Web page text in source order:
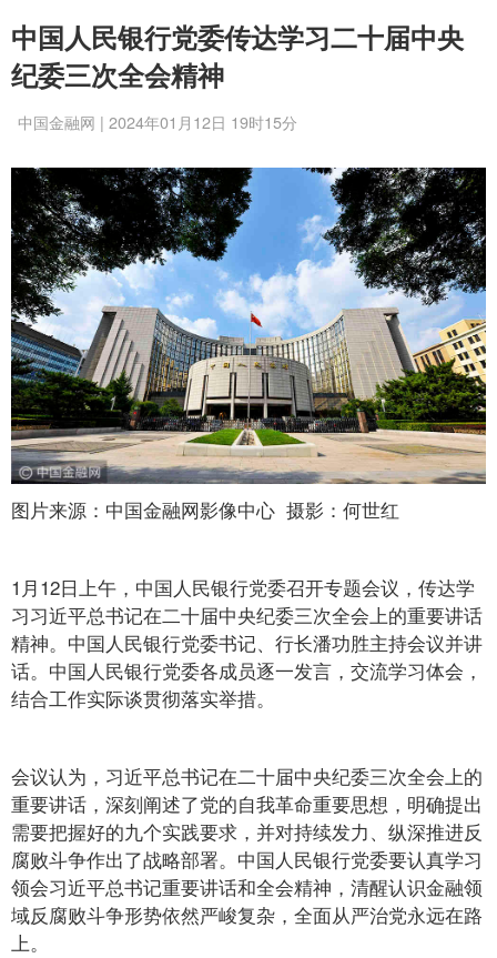
中国人民银行党委传达学习二十届中央
纪委三次全会精神
中国金融网 | 2024年01月12日 19时15分
图片来源：中国金融网影像中心 摄影：何世红
1月12日上午，中国人民银行党委召开专题会议，传达学
习习近平总书记在二十届中央纪委三次全会上的重要讲话
精神。中国人民银行党委书记、行长潘功胜主持会议并讲
话。中国人民银行党委各成员逐一发言，交流学习体会，
结合工作实际谈贯彻落实举措。
会议认为，习近平总书记在二十届中央纪委三次全会上的
重要讲话，深刻阐述了党的自我革命重要思想，明确提出
需要把握好的九个实践要求，并对持续发力、纵深推进反
腐败斗争作出了战略部署。中国人民银行党委要认真学习
领会习近平总书记重要讲话和全会精神，清醒认识金融领
域反腐败斗争形势依然严峻复杂，全面从严治党永远在路
上。